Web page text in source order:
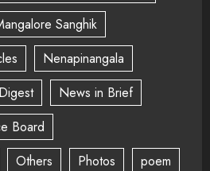
Sanghik
Nenapinangala
News in Brief
Board
Others Photos
poem